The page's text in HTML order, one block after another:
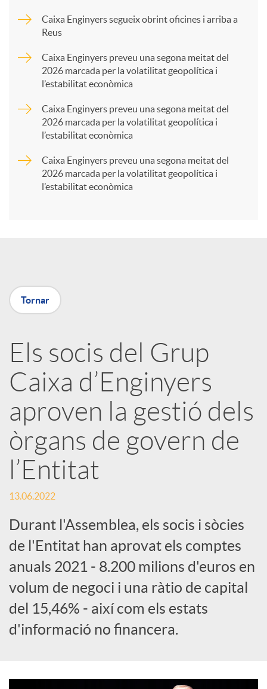
p
a
X
r
x
e
s
S
o
c
i
Caixa Enginyers segueix obrint oficines i arriba a
Reus
Caixa Enginyers preveu una segona meitat del
2026 marcada per la volatilitat geopolítica i
l’estabilitat econòmica
Caixa Enginyers preveu una segona meitat del
2026 marcada per la volatilitat geopolítica i
l’estabilitat econòmica
Caixa Enginyers preveu una segona meitat del
2026 marcada per la volatilitat geopolítica i
l’estabilitat econòmica
Tornar
Els socis del Grup
Caixa d’Enginyers
aproven la gestió dels
òrgans de govern de
l’Entitat
13.06.2022
Durant l'Assemblea, els socis i sòcies
de l'Entitat han aprovat els comptes
anuals 2021 - 8.200 milions d'euros en
volum de negoci i una ràtio de capital
del 15,46% - així com els estats
d'informació no financera.